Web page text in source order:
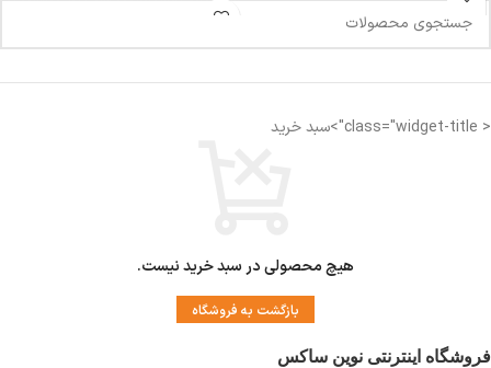
یا تیره تر باشد
اندازه کمر: 29 الی 30 سانتی متر
زدگی
< class="widget-title">سبد خرید
هیچ محصولی در سبد خرید نیست.
بازگشت به فروشگاه
فروشگاه اینترنتی نوین ساکس